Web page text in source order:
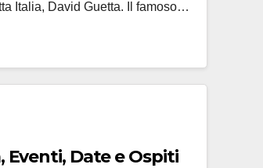
Italia, David Guetta. Il famoso…
Eventi, Date e Ospiti